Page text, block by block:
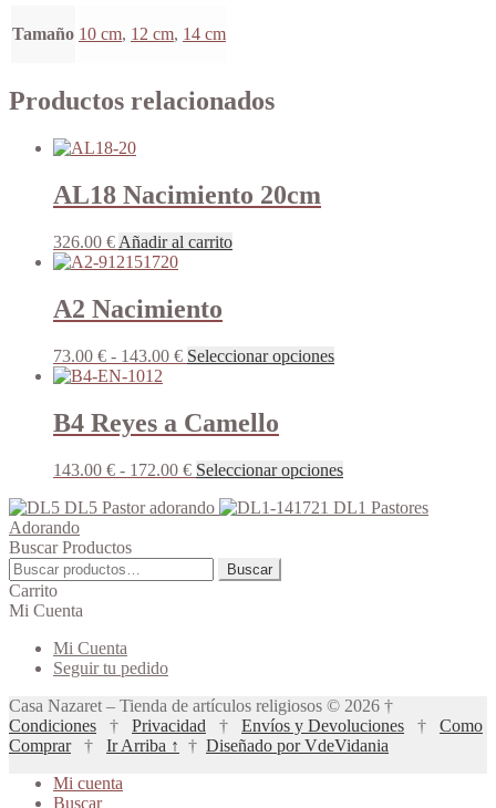
Tamaño 10 cm, 12 cm, 14 cm
Productos relacionados
AL18 Nacimiento 20cm
326.00 € Añadir al carrito
A2 Nacimiento
73.00 € - 143.00 €Rango
desde
73.00 €
143.00 €
Seleccionar opcionesEste
opciones
pueden
B4 Reyes a Camello
143.00 € - 172.00 €Rango
precios:
Seleccionar opcionesEste
tiene
página
de
producto
DL5 Pastor adorando
DL1 Pastores
Adorando
Buscar Productos
Buscar
por:
Buscar
Carrito
Mi Cuenta
Mi Cuenta
Seguir tu pedido
Casa Nazaret – Tienda de artículos religiosos © 2026 †
Condiciones † Privacidad † Envíos y Devoluciones † Como
Comprar† Ir Arriba ↑ † Diseñado por VdeVidania
Mi cuenta
Buscar